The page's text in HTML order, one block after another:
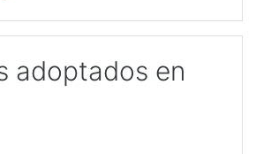
adoptados en